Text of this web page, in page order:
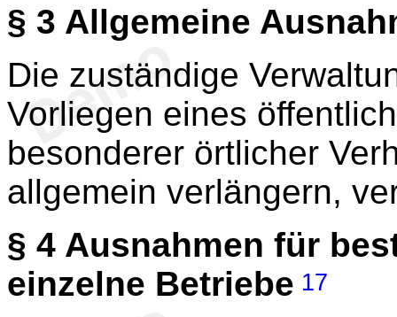
§ 3 Allgemeine
Die zuständige
Vorliegen eines
besonderer örtlicher
allgemein verlängern,
§ 4 Ausnahmen für
einzelne Betriebe 17